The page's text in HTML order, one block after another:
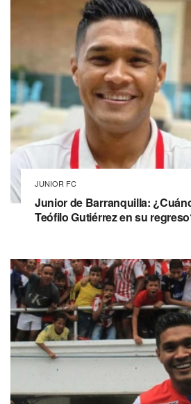
JUNIOR FC
Junior de Barranquilla:
Teófilo Gutiérrez en su